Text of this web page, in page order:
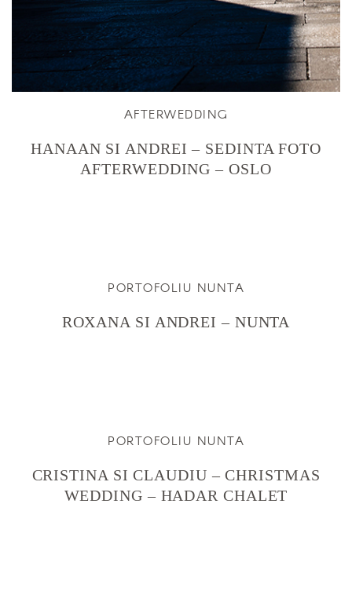
AFTERWEDDING
HANAAN SI ANDREI – SEDINTA FOTO
AFTERWEDDING – OSLO
PORTOFOLIU NUNTA
ROXANA SI ANDREI – NUNTA
PORTOFOLIU NUNTA
CRISTINA SI CLAUDIU – CHRISTMAS
WEDDING – HADAR CHALET